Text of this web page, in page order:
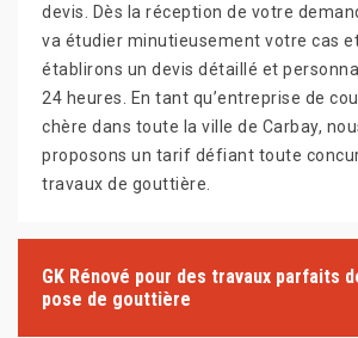
devis. Dès la réception de votre
va étudier minutieusement votre cas
établirons un devis détaillé et
24 heures. En tant qu’entreprise de
chère dans toute la ville de Carbay,
proposons un tarif défiant toute
travaux de gouttière.
GK Rénové pour des travaux parfaits
pose de gouttière